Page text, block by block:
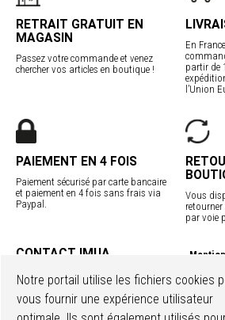
RETRAIT GRATUIT EN
MAGASIN
Passez votre commande et venez
chercher vos articles en boutique !
En
partir de
l’Union
PAIEMENT EN 4 FOIS
Paiement sécurisé par carte bancaire
et paiement en 4 fois sans frais via
Paypal.
Vous
par voie
CONTACT IMUA
Contact
Nos boutiques
Notre portail utilise les fichiers cookies
vous fournir une expérience utilisateur